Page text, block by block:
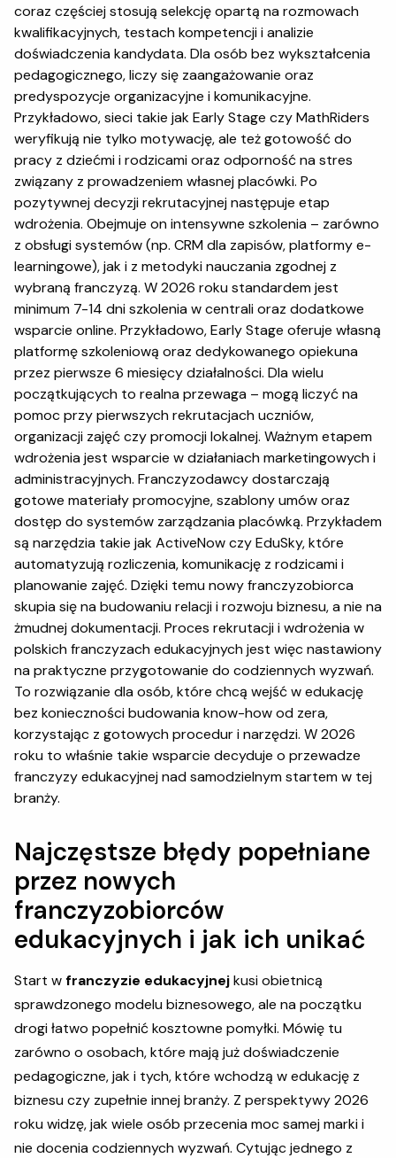
coraz częściej stosują selekcję opartą na rozmowach
kwalifikacyjnych, testach kompetencji i analizie
doświadczenia kandydata. Dla osób bez wykształcenia
pedagogicznego, liczy się zaangażowanie oraz
predyspozycje organizacyjne i komunikacyjne.
Przykładowo, sieci takie jak Early Stage czy MathRiders
weryfikują nie tylko motywację, ale też gotowość do
pracy z dziećmi i rodzicami oraz odporność na stres
związany z prowadzeniem własnej placówki. Po
pozytywnej decyzji rekrutacyjnej następuje etap
wdrożenia. Obejmuje on intensywne szkolenia – zarówno
z obsługi systemów (np. CRM dla zapisów, platformy e-
learningowe), jak i z metodyki nauczania zgodnej z
wybraną franczyzą. W 2026 roku standardem jest
minimum 7-14 dni szkolenia w centrali oraz dodatkowe
wsparcie online. Przykładowo, Early Stage oferuje własną
platformę szkoleniową oraz dedykowanego opiekuna
przez pierwsze 6 miesięcy działalności. Dla wielu
początkujących to realna przewaga – mogą liczyć na
pomoc przy pierwszych rekrutacjach uczniów,
organizacji zajęć czy promocji lokalnej. Ważnym etapem
wdrożenia jest wsparcie w działaniach marketingowych i
administracyjnych. Franczyzodawcy dostarczają
gotowe materiały promocyjne, szablony umów oraz
dostęp do systemów zarządzania placówką. Przykładem
są narzędzia takie jak ActiveNow czy EduSky, które
automatyzują rozliczenia, komunikację z rodzicami i
planowanie zajęć. Dzięki temu nowy franczyzobiorca
skupia się na budowaniu relacji i rozwoju biznesu, a nie na
żmudnej dokumentacji. Proces rekrutacji i wdrożenia w
polskich franczyzach edukacyjnych jest więc nastawiony
na praktyczne przygotowanie do codziennych wyzwań.
To rozwiązanie dla osób, które chcą wejść w edukację
bez konieczności budowania know-how od zera,
korzystając z gotowych procedur i narzędzi. W 2026
roku to właśnie takie wsparcie decyduje o przewadze
franczyzy edukacyjnej nad samodzielnym startem w tej
branży.
Najczęstsze błędy popełniane
przez nowych
franczyzobiorców
edukacyjnych i jak ich unikać
Start wfranczyzie edukacyjnejkusi obietnicą
sprawdzonego modelu biznesowego, ale na początku
drogi łatwo popełnić kosztowne pomyłki. Mówię tu
zarówno o osobach, które mają już doświadczenie
pedagogiczne, jak i tych, które wchodzą w edukację z
biznesu czy zupełnie innej branży. Z perspektywy 2026
roku widzę, jak wiele osób przecenia moc samej marki i
nie docenia codziennych wyzwań. Cytując jednego z